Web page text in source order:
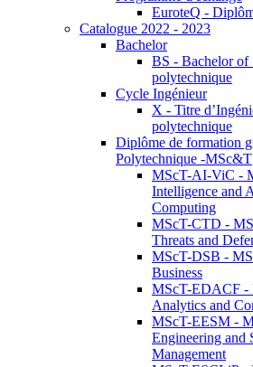
EuroteQ -
Catalogue 2022 - 2023
Bachelor
BS - Bachelor of
polytechnique
Cycle Ingénieur
X - Titre
polytechnique
Diplôme de formation
Polytechnique -MSc&T
MScT-AI-ViC -
Intelligence and
Computing
MScT-CTD -
Threats and
MScT-DSB -
Business
MScT-EDACF -
Analytics and
MScT-EESM -
Engineering and
Management